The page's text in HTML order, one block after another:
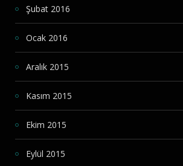
Şubat 2016
Ocak 2016
Aralık 2015
Kasım 2015
Ekim 2015
Eylül 2015